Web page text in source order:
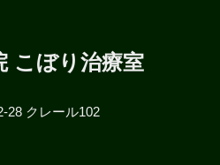
こぼり治療室
28 クレール102